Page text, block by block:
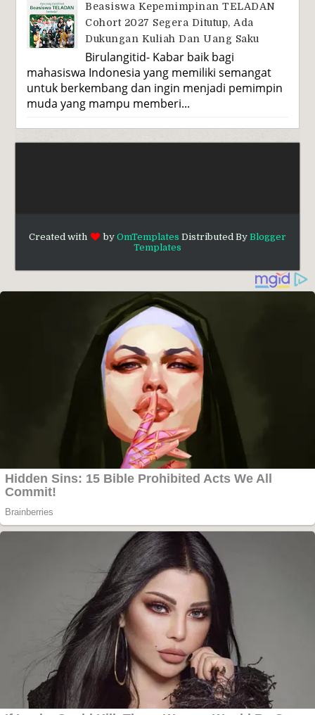
Beasiswa Kepemimpinan TELADAN
Cohort 2027 Segera Ditutup, Ada
Dukungan Kuliah Dan Uang Saku
Birulangitid- Kabar baik bagi
mahasiswa Indonesia yang memiliki semangat
untuk berkembang dan ingin menjadi pemimpin
muda yang mampu memberi...
Created with by OmTemplates Distributed By Blogger
Templates